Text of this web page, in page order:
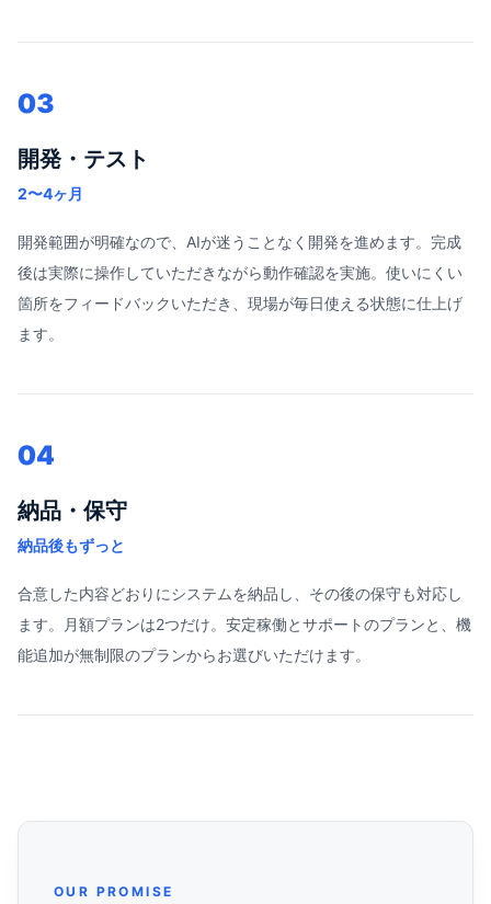
03
開発・テスト
2〜4ヶ月
開発範囲が明確なので、AIが迷うことなく開発を進めます。完成
後は実際に操作していただきながら動作確認を実施。使いにくい
箇所をフィードバックいただき、現場が毎日使える状態に仕上げ
ます。
04
納品・保守
納品後もずっと
合意した内容どおりにシステムを納品し、その後の保守も対応し
ます。月額プランは2つだけ。安定稼働とサポートのプランと、機
能追加が無制限のプランからお選びいただけます。
OUR PROMISE